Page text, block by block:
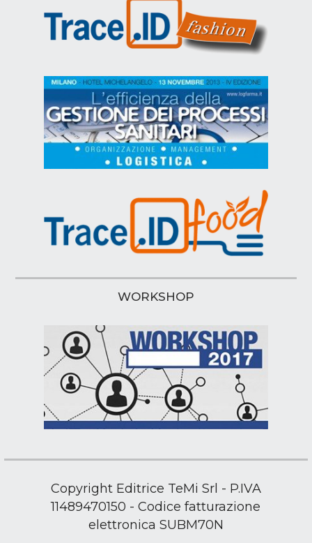
WORKSHOP
Copyright Editrice TeMi Srl - P.IVA
11489470150 - Codice fatturazione
elettronica SUBM70N